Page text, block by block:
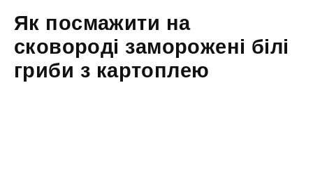
Як посмажити на
сковороді заморожені білі
гриби з картоплею